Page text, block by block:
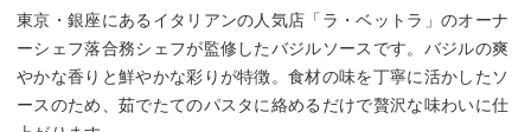
東京・銀座にあるイタリアンの人気店「ラ・ベットラ」のオーナ
ーシェフ落合務シェフが監修したバジルソースです。バジルの爽
やかな香りと鮮やかな彩りが特徴。食材の味を丁寧に活かしたソ
ースのため、茹でたてのパスタに絡めるだけで贅沢な味わいに仕